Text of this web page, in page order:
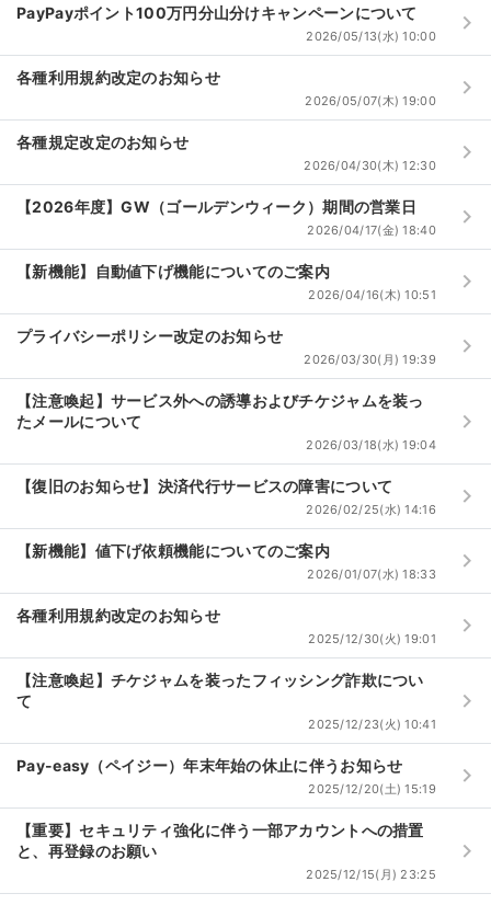
PayPayポイント100万円分山分けキャンペーンについて
2026/05/13(水) 10:00 keyboard_arrow_right
各種利用規約改定のお知らせ
2026/05/07(木) 19:00 keyboard_arrow_right
各種規定改定のお知らせ
2026/04/30(木) 12:30 keyboard_arrow_right
【2026年度】GW（ゴールデンウィーク）期間の営業日
2026/04/17(金) 18:40 keyboard_arrow_right
【新機能】自動値下げ機能についてのご案内
2026/04/16(木) 10:51 keyboard_arrow_right
プライバシーポリシー改定のお知らせ
2026/03/30(月) 19:39 keyboard_arrow_right
【注意喚起】サービス外への誘導およびチケジャムを装っ
たメールについて
2026/03/18(水) 19:04
keyboard_arrow_right
【復旧のお知らせ】決済代行サービスの障害について
2026/02/25(水) 14:16 keyboard_arrow_right
【新機能】値下げ依頼機能についてのご案内
2026/01/07(水) 18:33 keyboard_arrow_right
各種利用規約改定のお知らせ
2025/12/30(火) 19:01 keyboard_arrow_right
【注意喚起】チケジャムを装ったフィッシング詐欺につい
て
2025/12/23(火) 10:41
keyboard_arrow_right
Pay-easy（ペイジー）年末年始の休止に伴うお知らせ
2025/12/20(土) 15:19 keyboard_arrow_right
【重要】セキュリティ強化に伴う一部アカウントへの措置
と、再登録のお願い
2025/12/15(月) 23:25
keyboard_arrow_right